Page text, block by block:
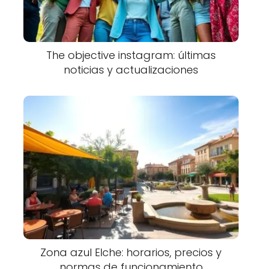
The objective instagram: últimas
noticias y actualizaciones
Zona azul Elche: horarios, precios y